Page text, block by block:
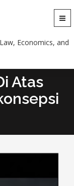
Economics, and
Atas